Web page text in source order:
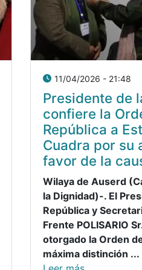
11/04/2026 - 21:48
Presidente de
confiere la
República a
Cuadra por su
favor de la
Wilaya de Auserd
la Dignidad)-. El
República y
Frente POLISARIO
otorgado la Orden
máxima distinción ...